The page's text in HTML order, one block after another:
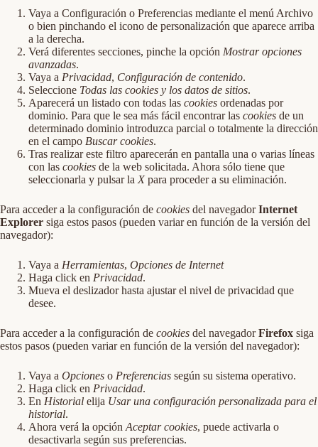
Vaya a Configuración o Preferencias mediante el menú Archivo
o bien pinchando el icono de personalización que aparece arriba
a la derecha.
Verá diferentes secciones, pinche la opción Mostrar opciones
avanzadas.
Vaya a Privacidad, Configuración de contenido.
Seleccione Todas las cookies y los datos de sitios.
Aparecerá un listado con todas las cookies ordenadas por
dominio. Para que le sea más fácil encontrar las cookies de un
determinado dominio introduzca parcial o totalmente la dirección
en el campo Buscar cookies.
Tras realizar este filtro aparecerán en pantalla una o varias líneas
con las cookies de la web solicitada. Ahora sólo tiene que
seleccionarla y pulsar la Xpara proceder a su eliminación.
Para acceder a la configuración de cookies del navegadorInternet
Explorer siga estos pasos (pueden variar en función de la versión del
navegador):
Vaya a Herramientas, Opciones de Internet
Haga click en Privacidad.
Mueva el deslizador hasta ajustar el nivel de privacidad que
desee.
Para acceder a la configuración de cookies del navegadorFirefox siga
estos pasos (pueden variar en función de la versión del navegador):
Vaya a Opciones o Preferencias según su sistema operativo.
Haga click en Privacidad.
En Historial elija Usar una configuración personalizada para el
historial.
Ahora verá la opción Aceptar cookies, puede activarla o
desactivarla según sus preferencias.